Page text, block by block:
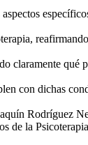
claramente qué
con dichas
Rodríguez
de la